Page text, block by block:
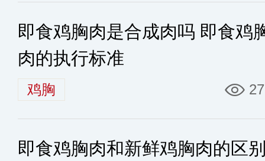
即食鸡胸肉是合成肉吗 即食鸡
肉的执行标准
鸡胸
即食鸡胸肉和新鲜鸡胸肉的区